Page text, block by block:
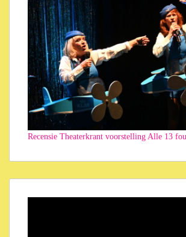
Recensie Theaterkrant voorstelling Alle 13